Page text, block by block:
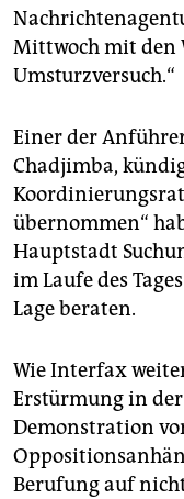
epaper login
Mittwoch mit den
Umsturzversuch.“
Einer der
Chadjimba,
übernommen“
Hauptstadt
im Laufe des
Lage beraten.
Wie Interfax
Erstürmung in
Demonstration
Berufung auf